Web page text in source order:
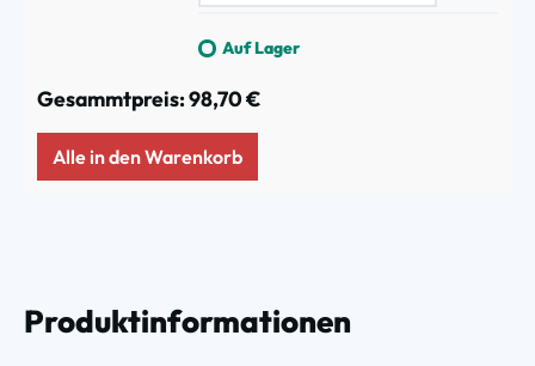
Auf Lager
Gesammtpreis:98,70 €
Alle in den Warenkorb
Produktinformationen